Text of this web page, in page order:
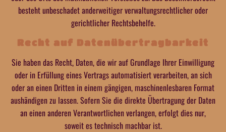
besteht unbeschadet anderweitiger verwaltungsrechtlicher oder
gerichtlicher Rechtsbehelfe.
Recht auf Daten­übertrag­barkeit
Sie haben das Recht, Daten, die wir auf Grundlage Ihrer Einwilligung
oder in Erfüllung eines Vertrags automatisiert verarbeiten, an sich
oder an einen Dritten in einem gängigen, maschinenlesbaren Format
aushändigen zu lassen. Sofern Sie die direkte Übertragung der Daten
an einen anderen Verantwortlichen verlangen, erfolgt dies nur,
soweit es technisch machbar ist.